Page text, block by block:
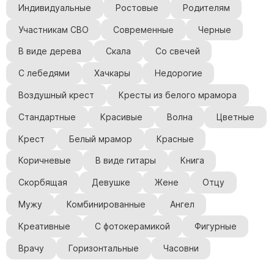
Индивидуальные Ростовые Родителям
Участникам СВО Современные Черные
В виде дерева Скала Со свечей
С лебедями Хачкары Недорогие
Воздушный крест Кресты из белого мрамора
Стандартные Красивые Волна Цветные
Крест Белый мрамор Красные
Коричневые В виде гитары Книга
Скорбящая Девушке Жене Отцу
Мужу Комбинированные Ангел
Креативные С фотокерамикой Фигурные
Врачу Горизонтальные Часовни